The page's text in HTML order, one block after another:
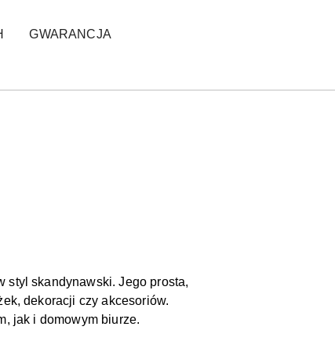
GWARANCJA
styl skandynawski. Jego prosta,
dekoracji czy akcesoriów.
jak i domowym biurze.